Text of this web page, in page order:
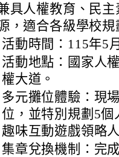
具人權教育、民
，適合各級學校
活動時間：115年5
活動地點：國家人
權大道。
多元攤位體驗：現
位，並特別規劃5
趣味互動遊戲領略
集章兌換機制：完